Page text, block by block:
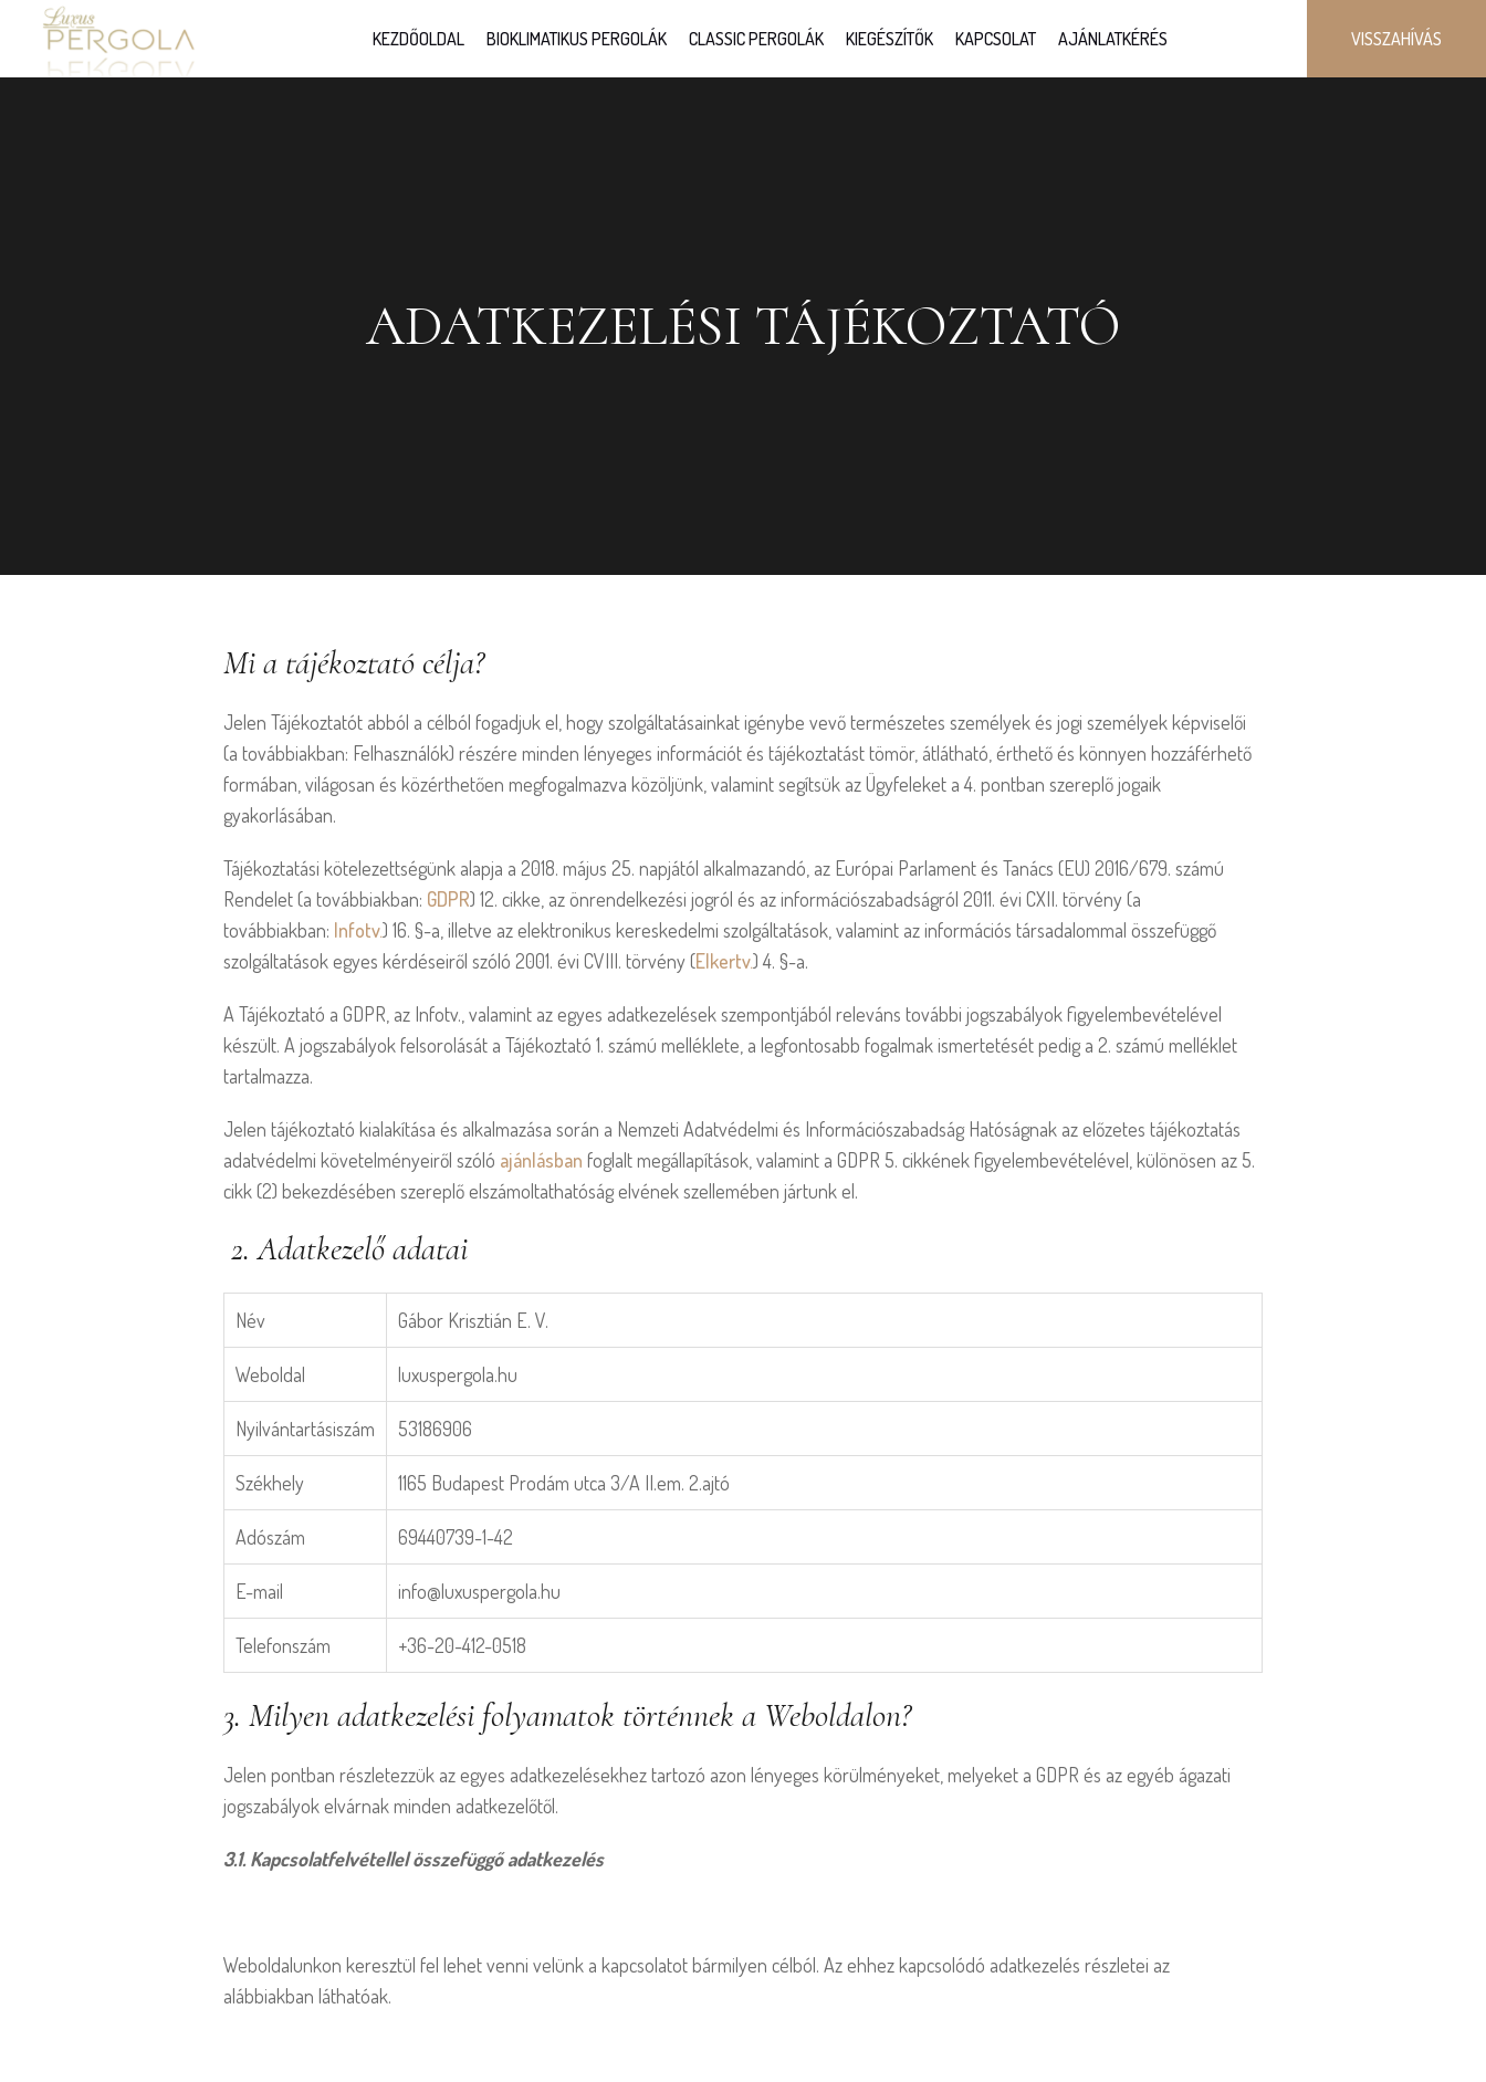
VISSZAHÍVÁS
KEZDŐOLDAL BIOKLIMATIKUS PERGOLÁK CLASSIC PERGOLÁK KIEGÉSZÍTŐK KAPCSOLAT AJÁNLATKÉRÉS
ADATKEZELÉSI TÁJÉKOZTATÓ
Mi a tájékoztató célja?
Jelen Tájékoztatót abból a célból fogadjuk el, hogy szolgáltatásainkat igénybe vevő természetes személyek és jogi személyek képviselői
(a továbbiakban: Felhasználók) részére minden lényeges információt és tájékoztatást tömör, átlátható, érthető és könnyen hozzáférhető
formában, világosan és közérthetően megfogalmazva közöljünk, valamint segítsük az Ügyfeleket a 4. pontban szereplő jogaik
gyakorlásában.
Tájékoztatási kötelezettségünk alapja a 2018. május 25. napjától alkalmazandó, az Európai Parlament és Tanács (EU) 2016/679. számú
Rendelet (a továbbiakban: GDPR) 12. cikke, az önrendelkezési jogról és az információszabadságról 2011. évi CXII. törvény (a
továbbiakban: Infotv.) 16. §-a, illetve az elektronikus kereskedelmi szolgáltatások, valamint az információs társadalommal összefüggő
szolgáltatások egyes kérdéseiről szóló 2001. évi CVIII. törvény (Elkertv.) 4. §-a.
A Tájékoztató a GDPR, az Infotv., valamint az egyes adatkezelések szempontjából releváns további jogszabályok figyelembevételével
készült. A jogszabályok felsorolását a Tájékoztató 1. számú melléklete, a legfontosabb fogalmak ismertetését pedig a 2. számú melléklet
tartalmazza.
Jelen tájékoztató kialakítása és alkalmazása során a Nemzeti Adatvédelmi és Információszabadság Hatóságnak az előzetes tájékoztatás
adatvédelmi követelményeiről szóló ajánlásban foglalt megállapítások, valamint a GDPR 5. cikkének figyelembevételével, különösen az 5.
cikk (2) bekezdésében szereplő elszámoltathatóság elvének szellemében jártunk el.
2. Adatkezelő adatai
Név Gábor Krisztián E. V.
Weboldal luxuspergola.hu
Nyilvántartásiszám 53186906
Székhely 1165 Budapest Prodám utca 3/A II.em. 2.ajtó
Adószám 69440739-1-42
E-mail info@luxuspergola.hu
Telefonszám +36-20-412-0518
3. Milyen adatkezelési folyamatok történnek a Weboldalon?
Jelen pontban részletezzük az egyes adatkezelésekhez tartozó azon lényeges körülményeket, melyeket a GDPR és az egyéb ágazati
jogszabályok elvárnak minden adatkezelőtől.
3.1. Kapcsolatfelvétellel összefüggő adatkezelés
Weboldalunkon keresztül fel lehet venni velünk a kapcsolatot bármilyen célból. Az ehhez kapcsolódó adatkezelés részletei az
alábbiakban láthatóak.